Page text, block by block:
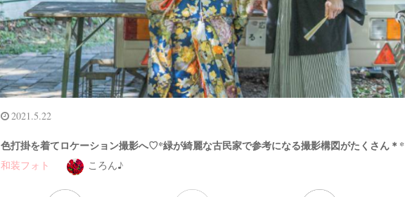
2021.5.22
色打掛を着てロケーション撮影へ♡*緑が綺麗な古民家で参考になる撮影構図がたくさん＊*
和装フォト ころん♪